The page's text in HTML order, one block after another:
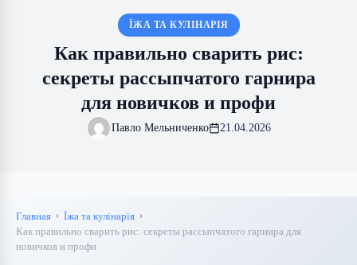
ЇЖА ТА КУЛІНАРІЯ
Как правильно сварить рис:
секреты рассыпчатого гарнира
для новичков и профи
Павло Мельниченко 21.04.2026
Главная
Їжа та кулінарія
Как правильно сварить рис: секреты рассыпчатого гарнира для
новичков и профи